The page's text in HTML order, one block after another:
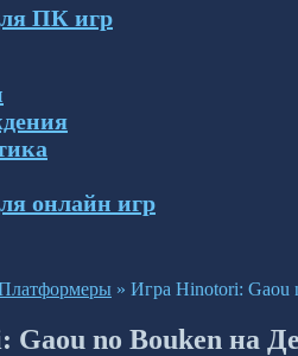
ПК игр
онлайн игр
» Игра Hinotori: Gaou
no Bouken на